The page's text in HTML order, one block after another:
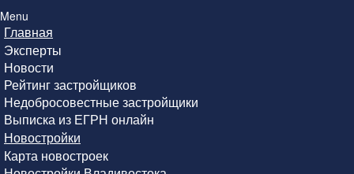
Menu
Главная
Эксперты
Новости
Рейтинг застройщиков
Недобросовестные застройщики
Выписка из ЕГРН онлайн
Новостройки
Карта новостроек